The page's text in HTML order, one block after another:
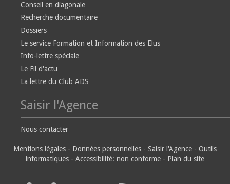
Conseil en diagonale
Recherche documentaire
Dossiers
Le service Formation et Information des Elus
Info-lettre spéciale
Le Fil d'actu
La lettre du Club ADS
Saisir l'Agence
Nous contacter
Mentions légales - Données personnelles - Saisir l'Agence - Outils
informatiques - Accessibilité: non conforme - Plan du site